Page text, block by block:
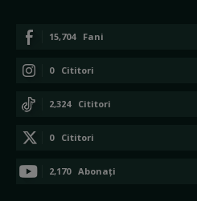
15,704 Fani
0 Cititori
2,324 Cititori
0 Cititori
2,170 Abonați